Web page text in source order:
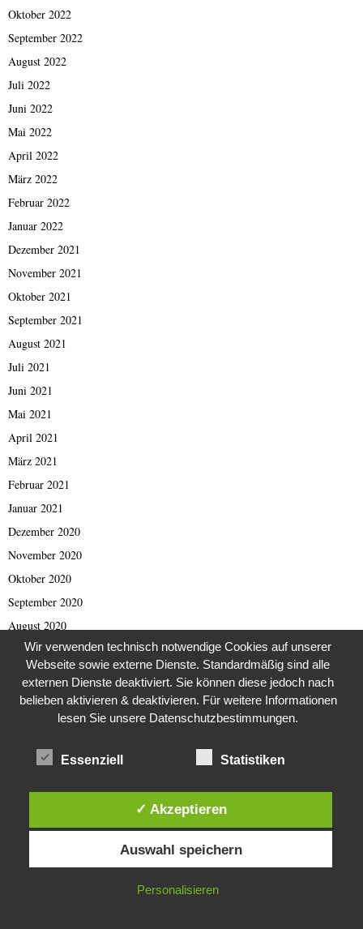
Oktober 2022
September 2022
August 2022
Juli 2022
Juni 2022
Mai 2022
April 2022
März 2022
Februar 2022
Januar 2022
Dezember 2021
November 2021
Oktober 2021
September 2021
August 2021
Juli 2021
Juni 2021
Mai 2021
April 2021
März 2021
Februar 2021
Januar 2021
Dezember 2020
November 2020
Oktober 2020
September 2020
August 2020
Juli 2020
Juni 2020
Mai 2020
Februar 2020
Januar 2020
Diese Website verwendet Cookies. Durch die weitere Nutzung dieser
Website stimmst du der Verwendung von Cookies zu.
IN ORDNUNG
Wir verwenden technisch notwendige Cookies auf unserer
Webseite sowie externe Dienste. Standardmäßig sind alle
externen Dienste deaktiviert. Sie können diese jedoch nach
belieben aktivieren & deaktivieren. Für weitere Informationen
lesen Sie unsere Datenschutzbestimmungen.
Essenziell Statistiken
✓ Akzeptieren
Auswahl speichern
Personalisieren